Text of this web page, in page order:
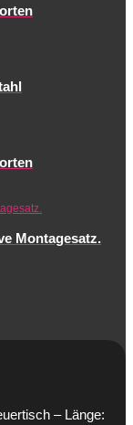
Montagesatz.
– Länge: